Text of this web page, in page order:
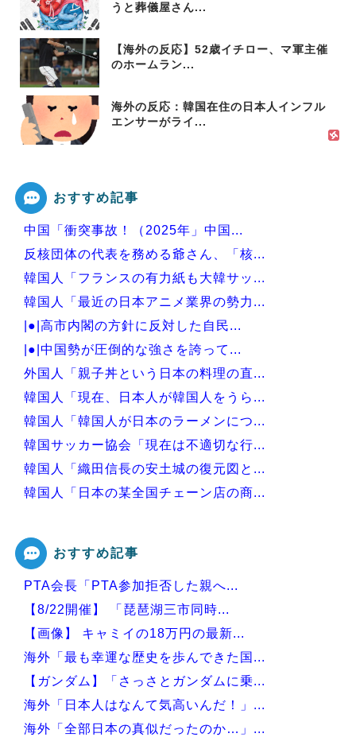
うと葬儀屋さん...
【海外の反応】52歳イチロー、マ軍主催
のホームラン...
海外の反応：韓国在住の日本人インフル
エンサーがライ...
おすすめ記事
中国「衝突事故！（2025年」中国...
反核団体の代表を務める爺さん、「核...
韓国人「フランスの有力紙も大韓サッ...
韓国人「最近の日本アニメ業界の勢力...
|●|高市内閣の方針に反対した自民...
|●|中国勢が圧倒的な強さを誇って...
外国人「親子丼という日本の料理の直...
韓国人「現在、日本人が韓国人をうら...
韓国人「韓国人が日本のラーメンにつ...
韓国サッカー協会「現在は不適切な行...
韓国人「織田信長の安土城の復元図と...
韓国人「日本の某全国チェーン店の商...
Powered by livedoor 相互RSS
おすすめ記事
PTA会長「PTA参加拒否した親へ...
【8/22開催】 「琵琶湖三市同時...
【画像】 キャミイの18万円の最新...
海外「最も幸運な歴史を歩んできた国...
【ガンダム】「さっさとガンダムに乗...
海外「日本人はなんて気高いんだ！」...
海外「全部日本の真似だったのか…」...